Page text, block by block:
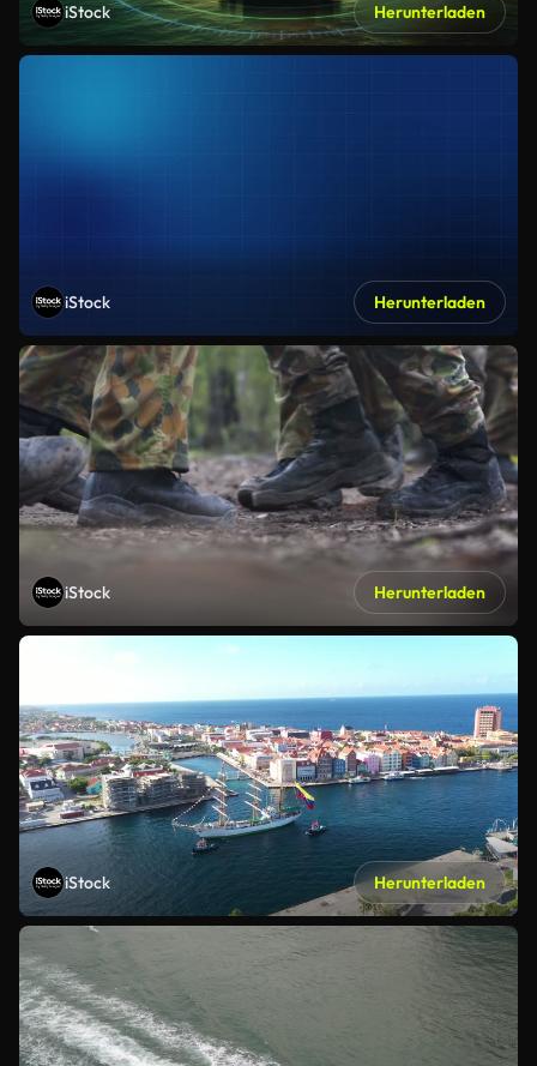
iStock Herunterladen
iStock Herunterladen
iStock Herunterladen
iStock Herunterladen